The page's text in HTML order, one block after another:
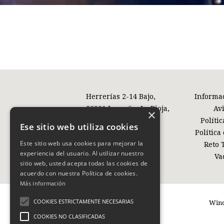
Herrerías 2-14 Bajo,
26001 Logroño, La Rioja,
Política
Reto
×
Ese sitio web utiliza cookies
Este sitio web usa cookies para mejorar la
experiencia del usuario. Al utilizar nuestro
sitio web, usted acepta todas las cookies de
acuerdo con nuestra Política de cookies.
Más información
COOKIES ESTRICTAMENTE NECESARIAS
COOKIES NO CLASIFICADAS